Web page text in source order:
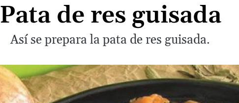
Pata de res guisada
Así se prepara la pata de res guisada.